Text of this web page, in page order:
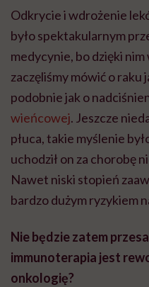
Odkrycie i wdrożenie
było spektakularnym
medycynie, bo dzięki
zaczęliśmy mówić o raku
podobnie jak o
wieńcowej. Jeszcze
płuca, takie myślenie
uchodził on za chorobę
Nawet niski stopień
bardzo dużym ryzykiem
Nie będzie zatem
immunoterapia jest
onkologię?